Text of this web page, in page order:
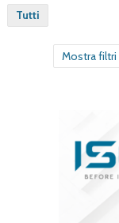
Tutti
Mostra filtri